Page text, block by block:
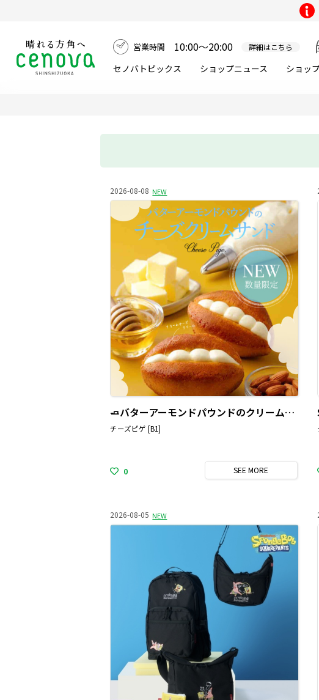
営業時間 10:00～20:00 詳細はこちら
セノバトピックス ショップニュース ショッ
2026-08-08 NEW
🧈バターアーモンドパウンドのクリームチーズサンド🐄
チーズピゲ [B1]
0 SEEMORE
2026-08-05 NEW